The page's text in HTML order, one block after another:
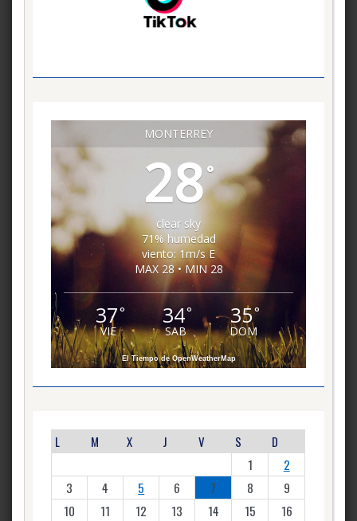
MONTERREY
28°
clear sky
71% humedad
viento: 1m/s E
MAX 28 • MIN 28
37°
VIE
34°
SAB
35°
DOM
El Tiempo de OpenWeatherMap
L M X J V S
D
1
2
3
4 5 6 7 8
9
10
11 12 13 14 15
16